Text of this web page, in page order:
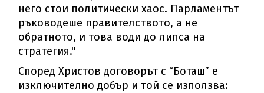
него стои политически хаос. Парламентът
ръководеше правителството, а не
обратното, и това води до липса на
стратегия."
Според Христов договорът с “Боташ” е
изключително добър и той се използва: